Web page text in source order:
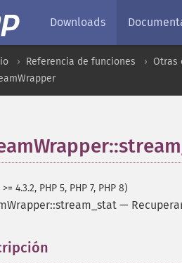
Downloads
Referencia de funciones Otras
4.3.2, PHP 5, PHP 7, PHP 8)
—